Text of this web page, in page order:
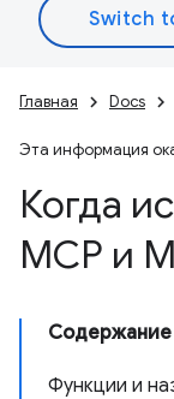
Главная Docs
Эта информация
Когда
MCP и
Содержание
Функции и